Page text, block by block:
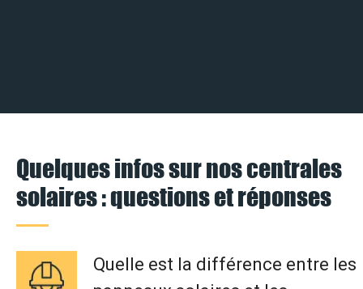
Quelques infos sur nos centrales
solaires : questions et réponses
Quelle est la différence entre les